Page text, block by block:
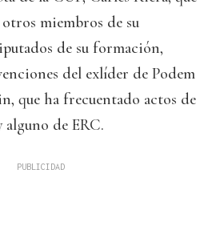
miembros de su
de su formación,
del exlíder de Podem
que ha frecuentado actos de
de ERC.